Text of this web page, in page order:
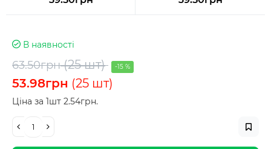
В наявності
63.50грн(25 шт) -15 %
53.98грн (25 шт)
Ціна за 1шт 2.54грн.